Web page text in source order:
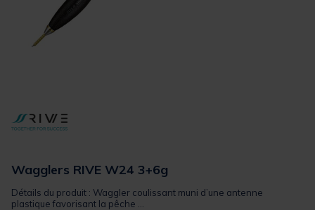
Wagglers RIVE W24 3+6g
Détails du produit : Waggler coulissant muni d’une antenne
plastique favorisant la pêche ...